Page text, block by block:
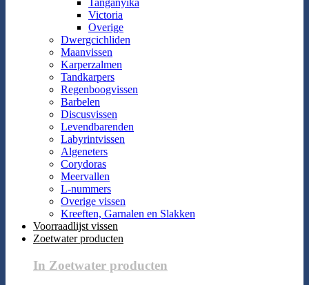
Victoria
Overige
Dwergcichliden
Maanvissen
Karperzalmen
Tandkarpers
Regenboogvissen
Barbelen
Discusvissen
Levendbarenden
Labyrintvissen
Algeneters
Corydoras
Meervallen
L-nummers
Overige vissen
Kreeften, Garnalen en Slakken
Voorraadlijst vissen
Zoetwater producten
In Zoetwater producten